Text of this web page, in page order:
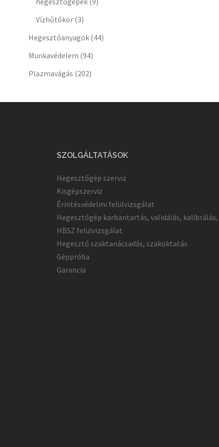
Vízhűtőkör (3)
Hegesztőanyagok (44)
Munkavédelem (94)
Plazmavágás (202)
SZOLGÁLTATÁSOK
Hegesztőgép szerviz
Kisgépszerviz
Érintésvédelmi felülvizsgálat
Hegesztőgép karbantartás, validálás, kalibrálás,
HBSZ felülvizsgálat
Hegesztő szaktanácsadás, szakoktatás
Géppróba
Garancia